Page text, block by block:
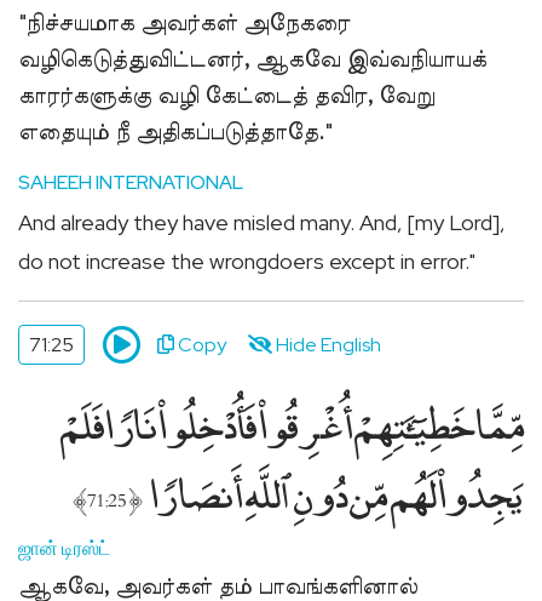
"நிச்சயமாக அவர்கள் அநேகரை
வழிகெடுத்துவிட்டனர், ஆகவே இவ்வநியாயக்
காரர்களுக்கு வழி கேட்டைத் தவிர, வேறு
எதையும் நீ அதிகப்படுத்தாதே."
SAHEEH INTERNATIONAL
And already they have misled many. And, [my Lord],
do not increase the wrongdoers except in error."
71:25 Copy Hide English
مِّمَّا خَطِيٓـَٰٔتِهِمْ أُغْرِقُوا۟ فَأُدْخِلُوا۟ نَارًۭا فَلَمْ
يَجِدُوا۟ لَهُم مِّن دُونِ ٱللَّهِ أَنصَارًۭا ﴿71:25﴾
ஜான் டிரஸ்ட்
ஆகவே, அவர்கள் தம் பாவங்களினால்